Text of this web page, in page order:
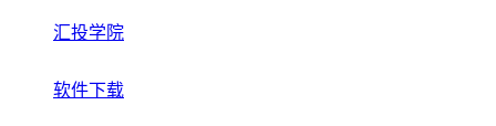
汇投学院
软件下载